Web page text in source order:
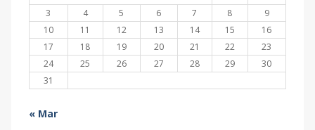
3
4 5 6 7 8
9
10
11 12 13 14 15
16
17
18 19 20 21 22
23
24
25 26 27 28 29
30
31
« Mar